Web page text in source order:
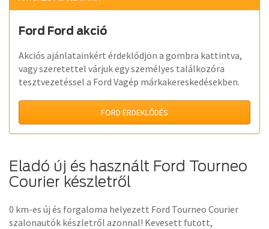
Ford Ford akció
Akciós ajánlatainkért érdeklődjön a gombra kattintva,
vagy szeretettel várjuk egy személyes találkozóra
tesztvezetéssel a Ford Vagép márkakereskedésekben.
FORD ÉRDEKLŐDÉS
Eladó új és használt Ford Tourneo
Courier készletről
0 km-es új és forgaloma helyezett Ford Tourneo Courier
szalonautók készletről azonnal! Kevesett futott,